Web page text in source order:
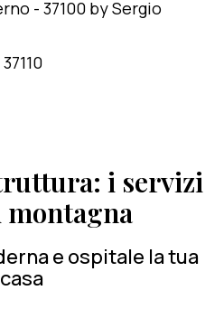
i servizi
e ospitale la tua
casa